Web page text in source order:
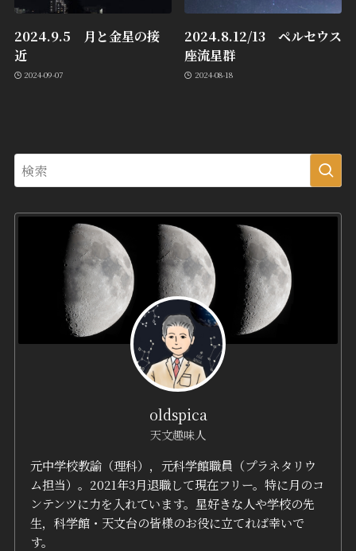
2024.9.5 月と金星の接
近
2024-09-07
2024.8.12/13 ペルセウス
座流星群
2024-08-18
oldspica
天文趣味人
元中学校教諭（理科），元科学館職員（プラネタリウ
ム担当）。2021年3月退職して現在フリー。特に月のコ
ンテンツに力を入れています。星好きな人や学校の先
生，科学館・天文台の皆様のお役に立てれば幸いで
す。